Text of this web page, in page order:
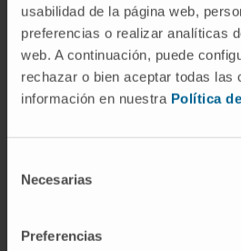
usabilidad de la página web,
preferencias o realizar analíticas
web. A continuación, puede
rechazar o bien aceptar todas las
información en nuestra Política
Necesarias
Preferencias
correspondente à unidade
Rotação em Atenção
letivo 2022/23, em vigor.
Professora colaboradora da
Professora associada da
Vitoria. Unidade curricular